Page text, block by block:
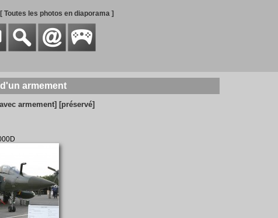
[ Toutes les photos en diaporama ]
armement
armement] [préservé]